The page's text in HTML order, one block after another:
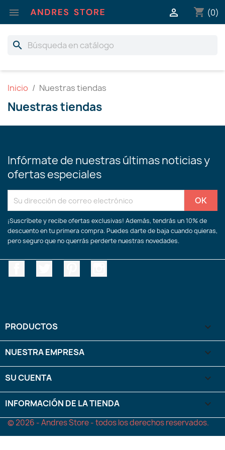
 shopping_cart (0)

search
Inicio Nuestras tiendas
Nuestras tiendas
Infórmate de nuestras últimas noticias y
ofertas especiales
¡Suscríbete y recibe ofertas exclusivas! Además, tendrás un 10% de
descuento en tu primera compra. Puedes darte de baja cuando quieras,
pero seguro que no querrás perderte nuestras novedades.
PRODUCTOS 
NUESTRA EMPRESA 
SU CUENTA 
INFORMACIÓN DE LA TIENDA keyboard_arrow_down
© 2026 - Andres Store - todos los derechos reservados.